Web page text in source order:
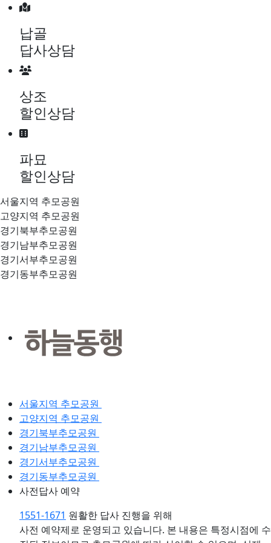
메뉴 건너뛰기
납골
답사상담
상조
할인상담
파묘
할인상담
서울지역 추모공원
고양지역 추모공원
경기북부추모공원
경기남부추모공원
경기서부추모공원
경기동부추모공원
서울지역 추모공원
고양지역 추모공원
경기북부추모공원
경기남부추모공원
경기서부추모공원
경기동부추모공원
사전답사 예약
1551-1671 원활한 답사 진행을 위해
사전 예약제로 운영되고 있습니다. 본 내용은 특정시점에 수